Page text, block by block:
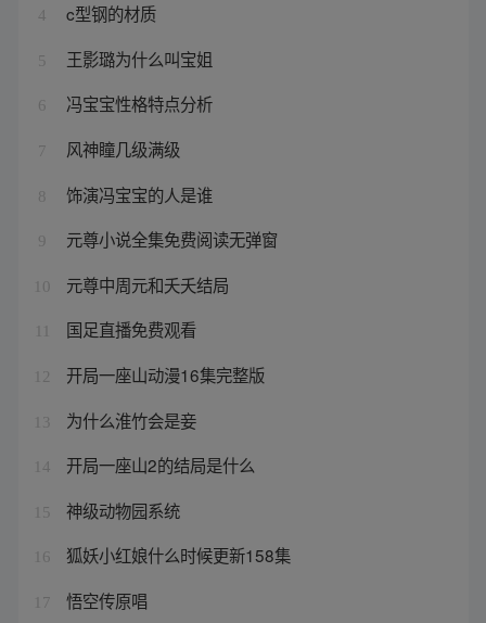
4 c型钢的材质
5 王影璐为什么叫宝姐
6 冯宝宝性格特点分析
7 风神瞳几级满级
8 饰演冯宝宝的人是谁
9 元尊小说全集免费阅读无弹窗
10 元尊中周元和夭夭结局
国足直播免费观看
12 开局一座山动漫16集完整版
13 为什么淮竹会是妾
14 开局一座山2的结局是什么
15 神级动物园系统
16 狐妖小红娘什么时候更新158集
17 悟空传原唱